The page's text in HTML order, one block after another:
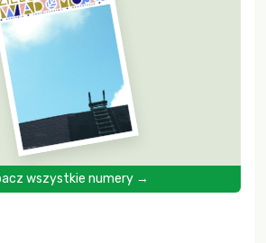
wszystkie numery →